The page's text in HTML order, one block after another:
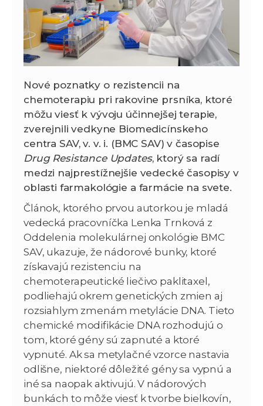
Nové poznatky o rezistencii na
chemoterapiu pri rakovine prsníka, ktoré
môžu viesť k vývoju účinnejšej terapie,
zverejnili vedkyne Biomedicínskeho
centra SAV, v. v. i. (BMC SAV) v časopise
Drug Resistance Updates, ktorý sa radí
medzi najprestížnejšie vedecké časopisy v
oblasti farmakológie a farmácie na svete.
Článok, ktorého prvou autorkou je mladá
vedecká pracovníčka Lenka Trnková z
Oddelenia molekulárnej onkológie BMC
SAV, ukazuje, že nádorové bunky, ktoré
získavajú rezistenciu na
chemoterapeutické liečivo paklitaxel,
podliehajú okrem genetických zmien aj
rozsiahlym zmenám metylácie DNA. Tieto
chemické modifikácie DNA rozhodujú o
tom, ktoré gény sú zapnuté a ktoré
vypnuté. Ak sa metylačné vzorce nastavia
odlišne, niektoré dôležité gény sa vypnú a
iné sa naopak aktivujú. V nádorových
bunkách to môže viesť k tvorbe bielkovín,